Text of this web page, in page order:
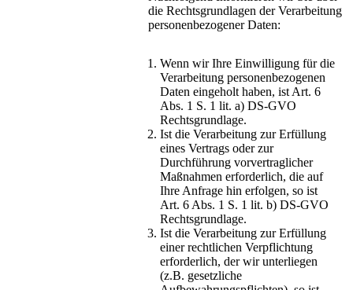
die Rechtsgrundlagen der Verarbeitung
personenbezogener Daten:
Wenn wir Ihre Einwilligung für die
Verarbeitung personenbezogenen
Daten eingeholt haben, ist Art. 6
Abs. 1 S. 1 lit. a) DS-GVO
Rechtsgrundlage.
Ist die Verarbeitung zur Erfüllung
eines Vertrags oder zur
Durchführung vorvertraglicher
Maßnahmen erforderlich, die auf
Ihre Anfrage hin erfolgen, so ist
Art. 6 Abs. 1 S. 1 lit. b) DS-GVO
Rechtsgrundlage.
Ist die Verarbeitung zur Erfüllung
einer rechtlichen Verpflichtung
erforderlich, der wir unterliegen
(z.B. gesetzliche